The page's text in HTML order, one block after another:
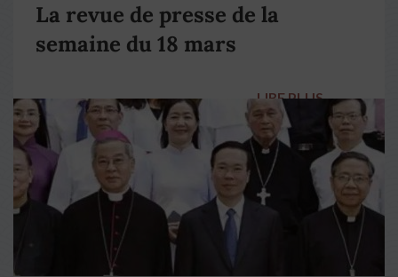
La revue de presse de la
semaine du 18 mars
LIRE PLUS →